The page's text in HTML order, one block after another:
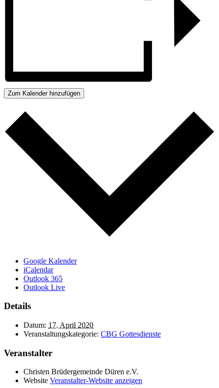
Zum Kalender hinzufügen
Google Kalender
iCalendar
Outlook 365
Outlook Live
Details
Datum: 17. April 2020
Veranstaltungskategorie: CBG Gottesdienste
Veranstalter
Christen Brüdergemeinde Düren e.V.
Website Veranstalter-Website anzeigen